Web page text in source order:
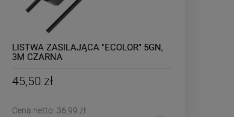
LISTWA ZASILAJĄCA "ECOLOR" 5GN,
3M CZARNA
45,50 zł
Cena netto: 36,99 zł